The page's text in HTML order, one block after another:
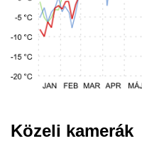
Közeli kamerák